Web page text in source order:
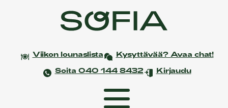
Viikon lounaslista
Kysyttävää? Avaa chat!
Soita 040 144 8432
Kirjaudu